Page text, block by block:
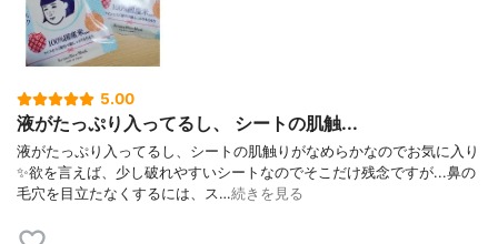
5.00
液がたっぷり入ってるし、 シートの肌触...
液がたっぷり入ってるし、シートの肌触りがなめらかなのでお気に入り
✨欲を言えば、少し破れやすいシートなのでそこだけ残念ですが...鼻の
毛穴を目立たなくするには、ス…続きを見る